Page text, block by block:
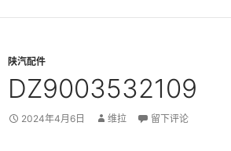
陕汽配件
DZ9003532109
2024年4月6日 维拉 留下评论